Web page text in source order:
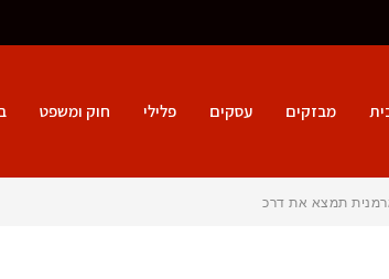
מבזקים עסקים פלילי חוק ומשפט
תמצא את דרכה חזרה ל